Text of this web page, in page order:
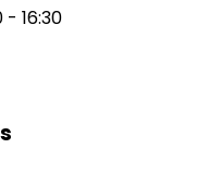
- 16:30